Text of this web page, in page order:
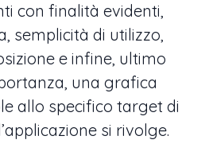
con finalità evidenti,
semplicità di utilizzo,
e infine, ultimo
una grafica
allo specifico target di
si rivolge.